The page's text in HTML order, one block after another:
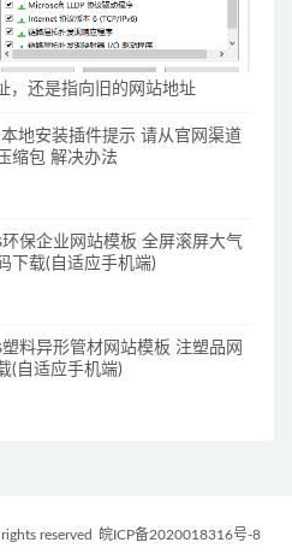
，还是指向旧的网站地址
地安装插件提示 请从官网渠道
缩包 解决办法
保企业网站模板 全屏滚屏大气
下载(自适应手机端)
料异形管材网站模板 注塑品网
(自适应手机端)
reserved 皖ICP备2020018316号-8